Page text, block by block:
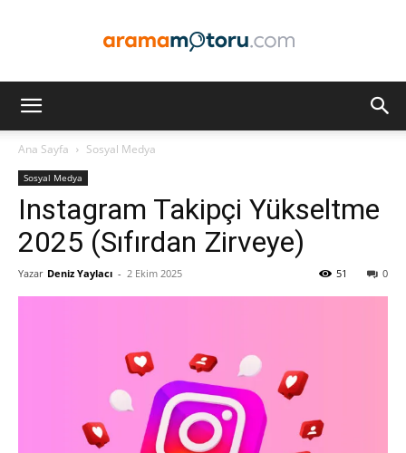
ve
Pazarlaması
Ana Sayfa Sosyal Medya
Sosyal Medya
Instagram Takipçi Yükseltme
2025 (Sıfırdan Zirveye)
Yazar Deniz Yaylacı - 2 Ekim 2025 0
51